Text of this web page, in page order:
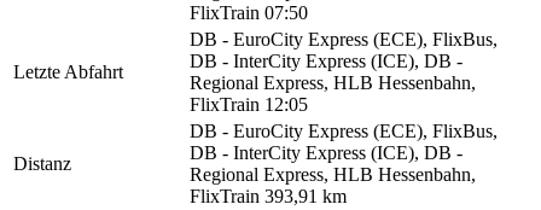
FlixTrain 07:50
Letzte Abfahrt
DB - EuroCity Express (ECE), FlixBus,
DB - InterCity Express (ICE), DB -
Regional Express, HLB Hessenbahn,
FlixTrain 12:05
Distanz
DB - EuroCity Express (ECE), FlixBus,
DB - InterCity Express (ICE), DB -
Regional Express, HLB Hessenbahn,
FlixTrain 393,91 km